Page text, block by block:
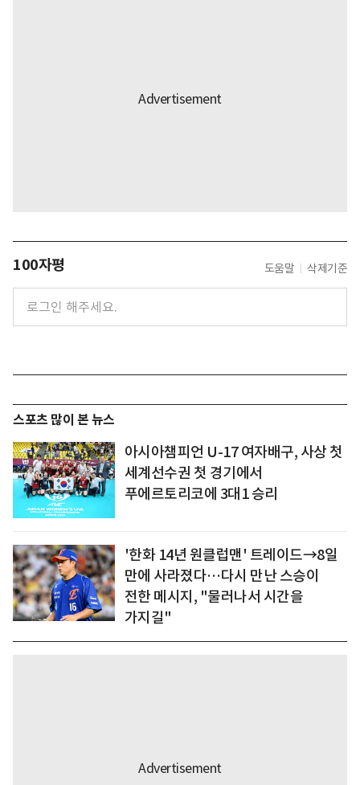
100자평 도움말 삭제기준
스포츠 많이 본 뉴스
아시아챔피언 U-17 여자배구, 사상 첫
세계선수권 첫 경기에서
푸에르토리코에 3대1 승리
'한화 14년 원클럽맨' 트레이드→8일
만에 사라졌다…다시 만난 스승이
전한 메시지, "물러나서 시간을
가지길"